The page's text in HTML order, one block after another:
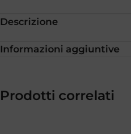
Descrizione
Informazioni aggiuntive
Prodotti correlati